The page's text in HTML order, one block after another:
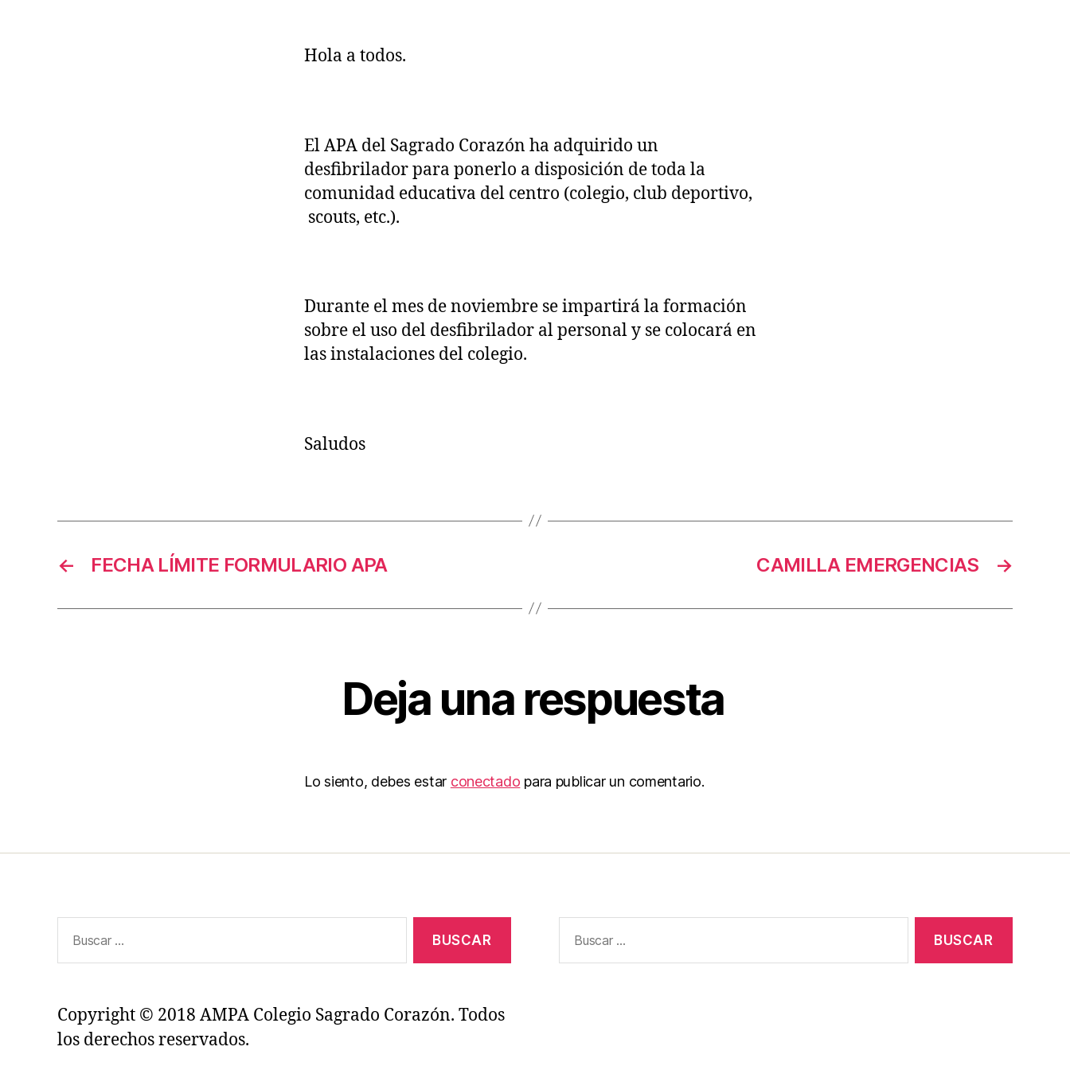
Hola a todos.
El APA del Sagrado Corazón ha adquirido un
desfibrilador para ponerlo a disposición de toda la
comunidad educativa del centro (colegio, club deportivo,
scouts, etc.).
Durante el mes de noviembre se impartirá la formación
sobre el uso del desfibrilador al personal y se colocará en
las instalaciones del colegio.
Saludos
← FECHA LÍMITE FORMULARIO APA →
CAMILLA EMERGENCIAS
Deja una respuesta
Lo siento, debes estar conectado para publicar un comentario.
Copyright © 2018 AMPA Colegio Sagrado Corazón. Todos
los derechos reservados.